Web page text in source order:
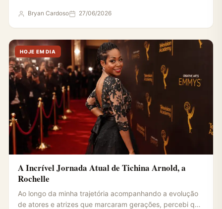
Bryan Cardoso 27/06/2026
HOJE EM DIA
A Incrível Jornada Atual de Tichina Arnold, a
Rochelle
Ao longo da minha trajetória acompanhando a evolução
de atores e atrizes que marcaram gerações, percebi que